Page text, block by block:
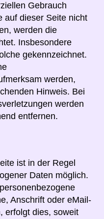
Gebrauch
auf dieser Seite nicht
werden die
Insbesondere
gekennzeichnet.
werden,
Hinweis. Bei
werden
entfernen.
ist in der Regel
Daten möglich.
Anschrift oder eMail-
erfolgt dies, soweit